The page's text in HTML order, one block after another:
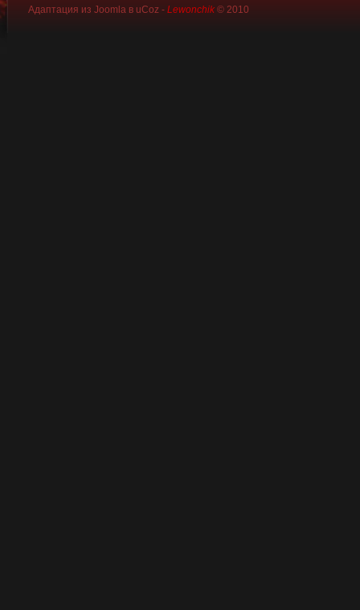
Адаптация из Joomla в uCoz - Lewonchik© 2010